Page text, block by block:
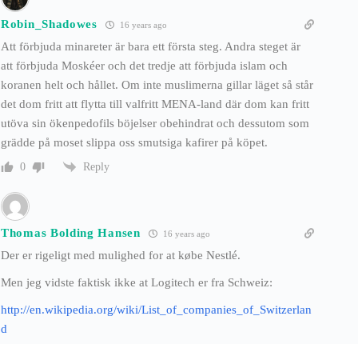
Robin_Shadowes 16 years ago
Att förbjuda minareter är bara ett första steg. Andra steget är
att förbjuda Moskéer och det tredje att förbjuda islam och
koranen helt och hållet. Om inte muslimerna gillar läget så står
det dom fritt att flytta till valfritt MENA-land där dom kan fritt
utöva sin ökenpedofils böjelser obehindrat och dessutom som
grädde på moset slippa oss smutsiga kafirer på köpet.
0 Reply
Thomas Bolding Hansen 16 years ago
Der er rigeligt med mulighed for at købe Nestlé.
Men jeg vidste faktisk ikke at Logitech er fra Schweiz:
http://en.wikipedia.org/wiki/List_of_companies_of_Switzerlan
d